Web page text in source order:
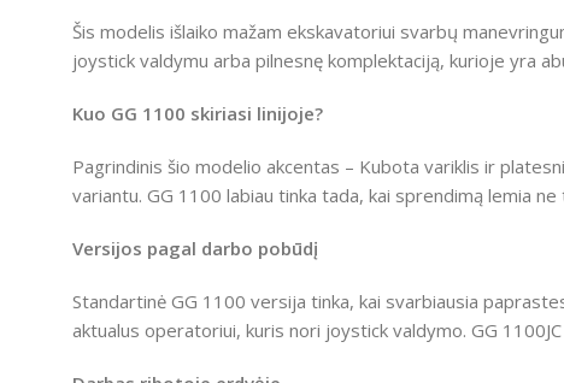
Šis modelis išlaiko mažam ekskavatoriui svarbų
joystick valdymu arba pilnesnę komplektaciją, kurioje yra
Kuo GG 1100 skiriasi linijoje?
Pagrindinis šio modelio akcentas – Kubota variklis ir
variantu. GG 1100 labiau tinka tada, kai sprendimą lemia
Versijos pagal darbo pobūdį
Standartinė GG 1100 versija tinka, kai svarbiausia
aktualus operatoriui, kuris nori joystick valdymo. GG